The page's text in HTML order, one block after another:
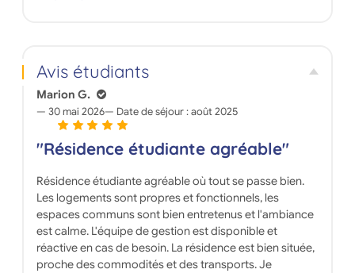
Avis étudiants
Marion G.
30 mai 2026 Date de séjour :août 2025
"Résidence étudiante agréable"
Résidence étudiante agréable où tout se passe bien.
Les logements sont propres et fonctionnels, les
espaces communs sont bien entretenus et l'ambiance
est calme. L'équipe de gestion est disponible et
réactive en cas de besoin. La résidence est bien située,
proche des commodités et des transports. Je